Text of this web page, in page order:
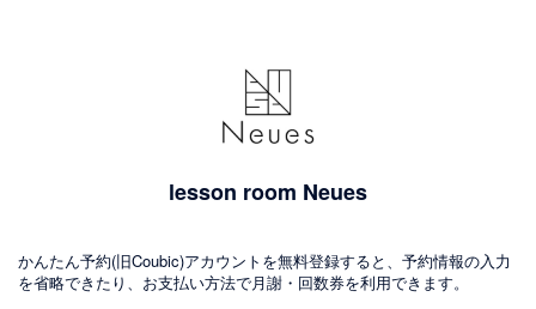
lesson room Neues
かんたん予約(旧Coubic)アカウントを無料登録すると、予約情報の入力
を省略できたり、お支払い方法で月謝・回数券を利用できます。